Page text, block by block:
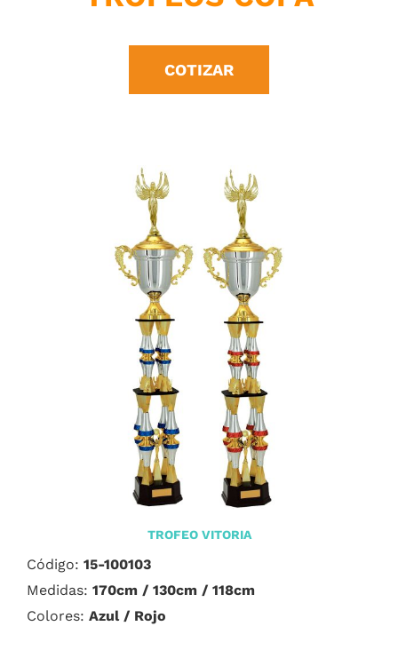
COTIZAR
TROFEO VITORIA
Código: 15-100103
Medidas: 170cm / 130cm / 118cm
Colores: Azul / Rojo